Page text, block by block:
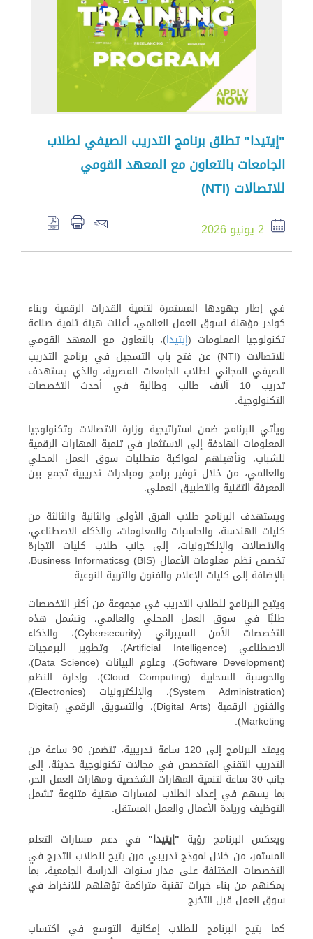
"إيتيدا" تطلق برنامج التدريب الصيفي لطلاب
الجامعات بالتعاون مع المعهد القومي
للاتصالات (NTI)
2 يونيو 2026
في إطار جهودها المستمرة لتنمية القدرات الرقمية وبناء
كوادر مؤهلة لسوق العمل العالمي، أعلنت هيئة تنمية صناعة
تكنولوجيا المعلومات (إيتيدا)، بالتعاون مع المعهد القومي
للاتصالات (NTI) عن فتح باب التسجيل في برنامج التدريب
الصيفي المجاني لطلاب الجامعات المصرية، والذي يستهدف
تدريب 10 آلاف طالب وطالبة في أحدث التخصصات
التكنولوجية.
ويأتي البرنامج ضمن استراتيجية وزارة الاتصالات وتكنولوجيا
المعلومات الهادفة إلى الاستثمار في تنمية المهارات الرقمية
للشباب، وتأهيلهم لمواكبة متطلبات سوق العمل المحلي
والعالمي، من خلال توفير برامج ومبادرات تدريبية تجمع بين
المعرفة التقنية والتطبيق العملي.
ويستهدف البرنامج طلاب الفرق الأولى والثانية والثالثة من
كليات الهندسة، والحاسبات والمعلومات، والذكاء الاصطناعي،
والاتصالات والإلكترونيات، إلى جانب طلاب كليات التجارة
تخصص نظم معلومات الأعمال (BIS) وBusiness Informatics،
بالإضافة إلى كليات الإعلام والفنون والتربية النوعية.
ويتيح البرنامج للطلاب التدريب في مجموعة من أكثر التخصصات
طلبًا في سوق العمل المحلي والعالمي، وتشمل هذه
التخصصات الأمن السيبراني (Cybersecurity)، والذكاء
الاصطناعي (Artificial Intelligence)، وتطوير البرمجيات
(Software Development)، وعلوم البيانات (Data Science)،
والحوسبة السحابية (Cloud Computing)، وإدارة النظم
(System Administration)، والإلكترونيات (Electronics)،
والفنون الرقمية (Digital Arts)، والتسويق الرقمي (Digital
Marketing).
ويمتد البرنامج إلى 120 ساعة تدريبية، تتضمن 90 ساعة من
التدريب التقني المتخصص في مجالات تكنولوجية حديثة، إلى
جانب 30 ساعة لتنمية المهارات الشخصية ومهارات العمل الحر،
بما يسهم في إعداد الطلاب لمسارات مهنية متنوعة تشمل
التوظيف وريادة الأعمال والعمل المستقل.
ويعكس البرنامج رؤية "إيتيدا" في دعم مسارات التعلم
المستمر، من خلال نموذج تدريبي مرن يتيح للطلاب التدرج في
التخصصات المختلفة على مدار سنوات الدراسة الجامعية، بما
يمكنهم من بناء خبرات تقنية متراكمة تؤهلهم للانخراط في
سوق العمل قبل التخرج.
كما يتيح البرنامج للطلاب إمكانية التوسع في اكتساب